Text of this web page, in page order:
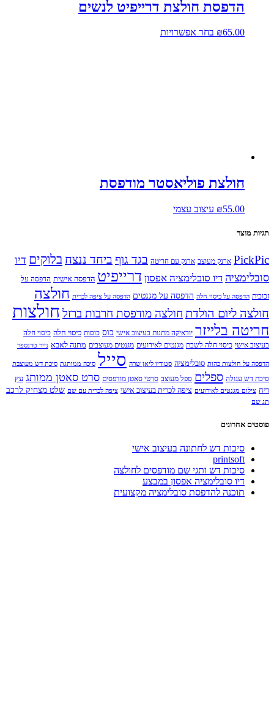
הדפסת חולצת דרייפיט לנשים
₪65.00 בחר אפשרויותלמוצר
חולצת פוליאסטר מודפסת
₪55.00 עיצוב עצמי
תגיות מוצר
PickPic ארנק מעוצב ארנק עם חריטה בגד גוף ביחד ננצח בלוקים דיו
סובלימציה דיו סובלימציה אפסון דרייפיט הדפסה אישית הדפסה על
זכוכית הדפסה על כיסוי חלה הדפסה על מגנטים הדפסה על ציפה לכרית חולצה
חולצה ליום הולדת חולצה מודפסת חרבות ברזל חולצות
חריטה בלייזר יודאיקה מתנות בעיצוב אישי כוס כוסות כיסוי חלה כיסוי חלה
בעיצוב אישי כיסוי חלה לשבת מגנטים לאירועים מגנטים מעוצבים מתנה לאבא נייר טרנספר
הדפסה על חולצות כהות סובלימציה סטודיו ליאן שרה סייל סיכה ממותגת סיכת דש מעוצבת
סיכת דש עגולה ספלים ספל מעוצב סרטי סאטן מודפסים סרט סאטן ממותג עץ
ריח צילום מגנטים לאירועים ציפה לכרית בעיצוב אישי ציפה לכרית עם שם שלט מצחיק לרכב
תג שם
פוסטים אחרונים
סיכות דש לחתונה בעיצוב אישי
printsoft
סיכות דש ותגי שם מודפסים לחולצה
דיו סובלימציה אפסון במבצע
תוכנה להדפסת סובלימציה מקצועית